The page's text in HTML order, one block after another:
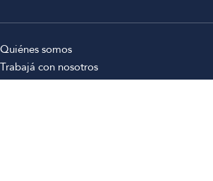
Quiénes somos
Trabajá con nosotros